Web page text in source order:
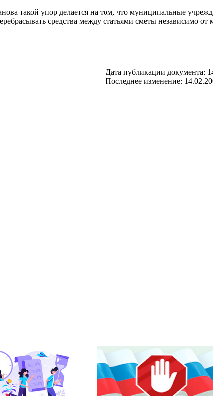
такой упор делается на том, что муниципальные
средства между статьями сметы независимо от
Дата публикации документа:
Последнее изменение: